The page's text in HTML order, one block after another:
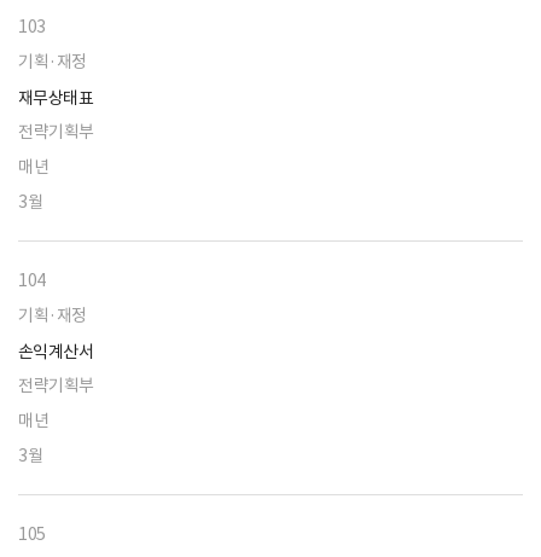
103
기획·재정
재무상태표
전략기획부
매년
3월
104
기획·재정
손익계산서
전략기획부
매년
3월
105